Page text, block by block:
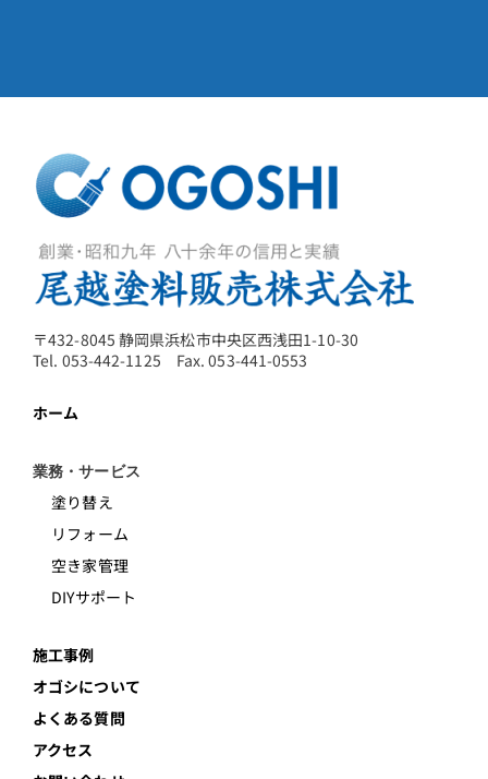
〒432-8045 静岡県浜松市中央区西浅田1-10-30
Tel. 053-442-1125 Fax. 053-441-0553
ホーム
業務・サービス
塗り替え
リフォーム
空き家管理
DIYサポート
施工事例
オゴシについて
よくある質問
アクセス